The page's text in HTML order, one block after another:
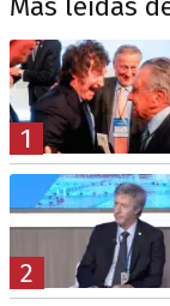
Más leídas
1
2